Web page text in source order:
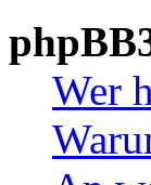
Wer